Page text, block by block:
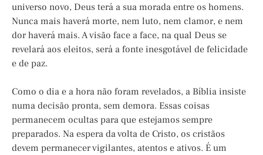
universo novo, Deus terá a sua morada entre os homens.
Nunca mais haverá morte, nem luto, nem clamor, e nem
dor haverá mais. A visão face a face, na qual Deus se
revelará aos eleitos, será a fonte inesgotável de felicidade
e de paz.
Como o dia e a hora não foram revelados, a Bíblia insiste
numa decisão pronta, sem demora. Essas coisas
permanecem ocultas para que estejamos sempre
preparados. Na espera da volta de Cristo, os cristãos
devem permanecer vigilantes, atentos e ativos. É um